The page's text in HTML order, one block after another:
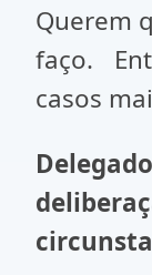
Querem
faço.
casos